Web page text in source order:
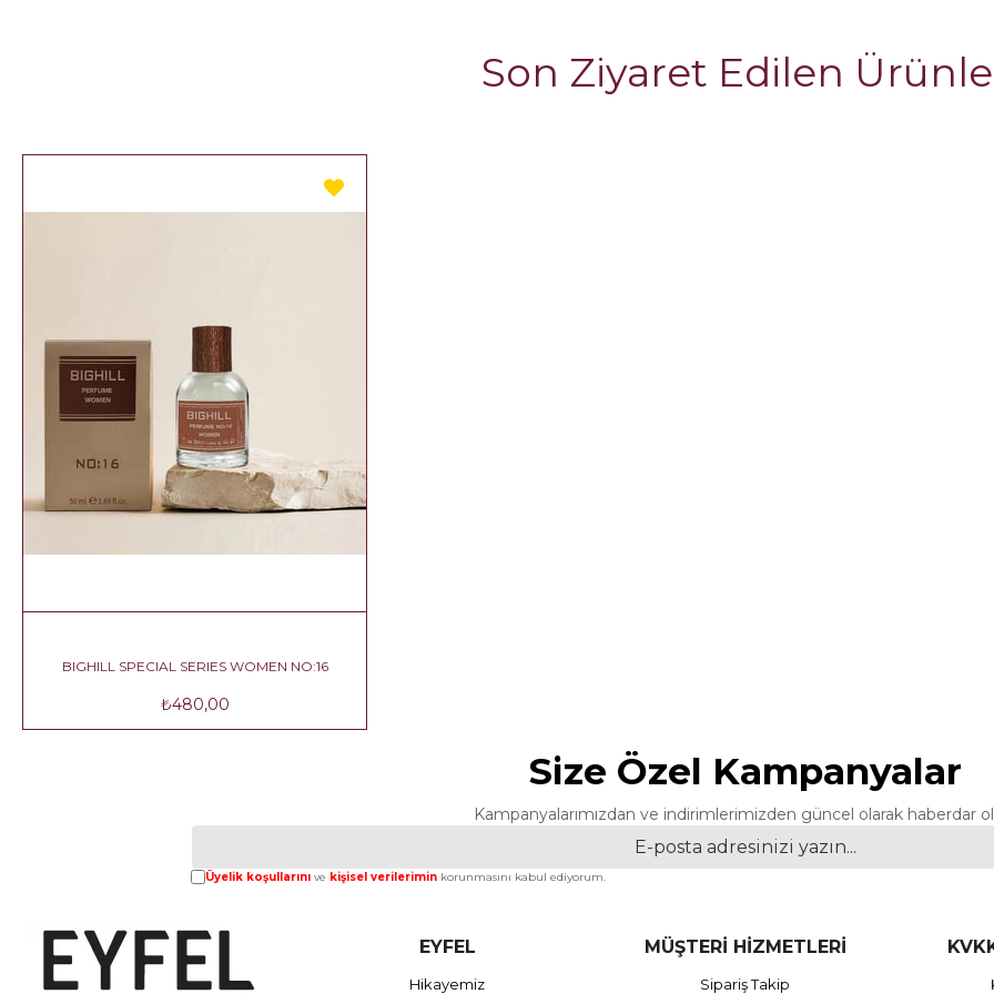
Son Ziyaret Edilen
BIGHILL SPECIAL SERIES WOMEN NO:16
₺480,00
Size Özel Kampanyalar
Kampanyalarımızdan ve indirimlerimizden güncel olarak haberdar
Üyelik koşullarını ve kişisel verilerimin korunmasını kabul ediyorum.
EYFEL
Hikayemiz
MÜŞTERİ HİZMETLERİ
Sipariş Takip